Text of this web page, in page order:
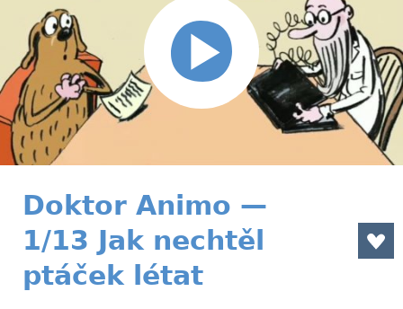
Doktor Animo —
1/13 Jak nechtěl
ptáček létat